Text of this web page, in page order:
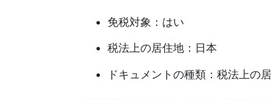
免税対象：はい
税法上の居住地：日本
ドキュメントの種類：税法上の